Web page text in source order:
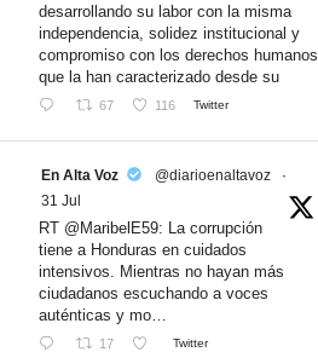
desarrollando su labor con la misma
independencia, solidez institucional y
compromiso con los derechos humanos
que la han caracterizado desde su
67 116 Twitter
En Alta Voz @diarioenaltavoz
·
31 Jul
RT @MaribelE59: La corrupción
tiene a Honduras en cuidados
intensivos. Mientras no hayan más
ciudadanos escuchando a voces
auténticas y mo…
17 Twitter